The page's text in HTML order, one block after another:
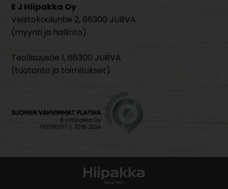
E J Hiipakka Oy
Veistokouluntie 2, 66300 JURVA
(myynti ja hallinto)
Teollisuustie 1, 66300 JURVA
(tuotanto ja toimitukset)